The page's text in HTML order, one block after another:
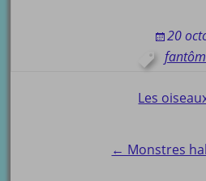
20
navigation
Les
← Monstres